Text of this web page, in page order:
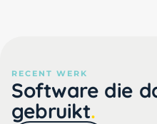
RECENT WERK
Software die
gebruikt